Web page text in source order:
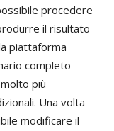
procedere
il risultato
piattaforma
completo
più
Una volta
modificare il